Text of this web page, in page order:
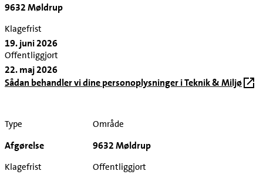
9632 Møldrup
Klagefrist
19. juni 2026
Offentliggjort
22. maj 2026
Sådan behandler vi dine personoplysninger i Teknik & Miljø
Type
Afgørelse
Område
9632 Møldrup
Klagefrist Offentliggjort